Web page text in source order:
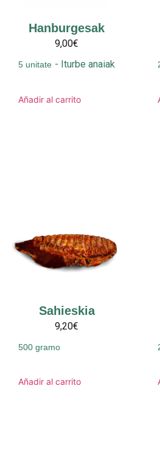
Hanburgesak
9,00€
5 unitate - Iturbe anaiak
Añadir al carrito
Sahieskia
9,20€
500 gramo
Añadir al carrito